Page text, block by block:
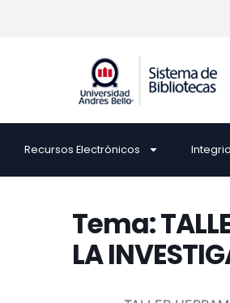
Recursos Electrónicos
Tema:
LA